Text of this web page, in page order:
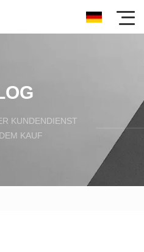
KUNDENDIENST
KAUF